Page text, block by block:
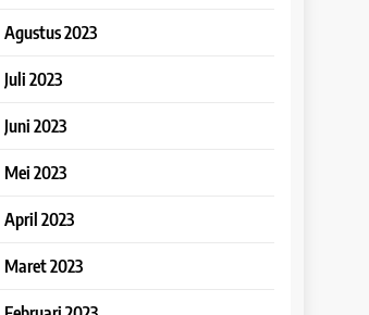
Agustus 2023
Juli 2023
Juni 2023
Mei 2023
April 2023
Maret 2023